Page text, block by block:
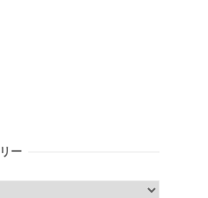
ー